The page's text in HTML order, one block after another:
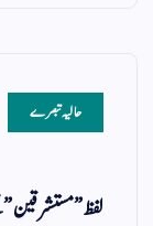
حالیہ تبصرے
لفظ ” مستشرقین